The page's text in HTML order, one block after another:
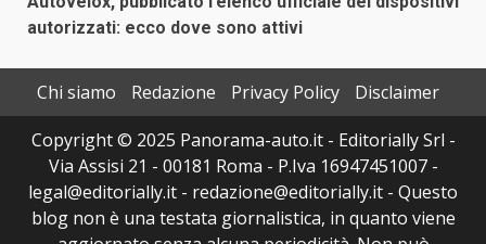
autorizzati: ecco dove sono attivi
Chi siamo Redazione Privacy Policy
Disclaimer
Copyright © 2025 Panorama-auto.it - Editorially Srl -
Via Assisi 21 - 00181 Roma - P.Iva 16947451007 -
legal@editorially.it - redazione@editorially.it - Questo
blog non è una testata giornalistica, in quanto viene